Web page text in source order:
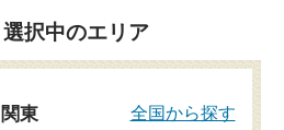
選択中のエリア
関東 全国から探す